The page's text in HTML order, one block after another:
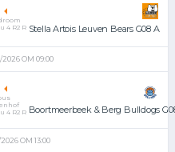
4 R2 R Stella Artois Leuven Bears G08 A
2026 OM 09:00
4 R2 R Boortmeerbeek & Berg Bulldogs
OM 13:00